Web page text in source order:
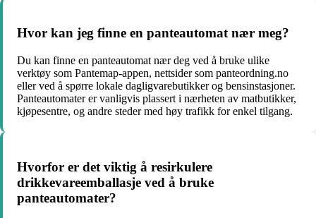
Hvor kan jeg finne en panteautomat nær meg?
Du kan finne en panteautomat nær deg ved å bruke ulike
verktøy som Pantemap-appen, nettsider som panteordning.no
eller ved å spørre lokale dagligvarebutikker og bensinstasjoner.
Panteautomater er vanligvis plassert i nærheten av matbutikker,
kjøpesentre, og andre steder med høy trafikk for enkel tilgang.
Hvorfor er det viktig å resirkulere
drikkevareemballasje ved å bruke
panteautomater?